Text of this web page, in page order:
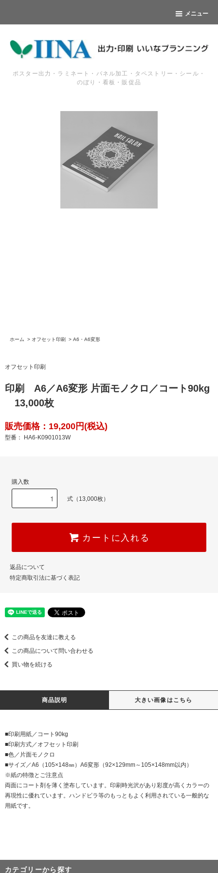
メニュー
ポスター出力・ラミネート・パネル加工・タペストリー・シール・
のぼり・看板・販促品
ホーム > オフセット印刷 > A6・A6変形
オフセット印刷
印刷 A6／A6変形 片面モノクロ／コート90kg
13,000枚
販売価格：19,200円(税込)
型番： HA6-K0901013W
購入数
式（13,000枚）
カートに入れる
返品について
特定商取引法に基づく表記
この商品を友達に教える
この商品について問い合わせる
買い物を続ける
商品説明 大きい画像はこちら
■印刷用紙／コート90kg
■印刷方式／オフセット印刷
■色／片面モノクロ
■サイズ／A6（105×148㎜）A6変形（92×129mm～105×148mm以内）
※紙の特徴とご注意点
両面にコート剤を薄く塗布しています。印刷時光沢があり彩度が高くカラーの
再現性に優れています。ハンドビラ等のもっともよく利用されている一般的な
用紙です。
カテゴリーから探す